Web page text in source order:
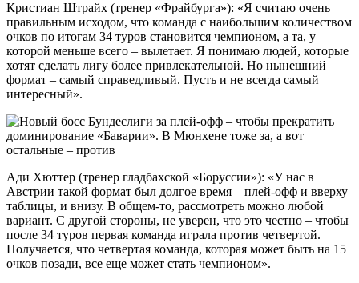
Кристиан Штрайх (тренер «Фрайбурга»): «Я считаю очень
правильным исходом, что команда с наибольшим количеством
очков по итогам 34 туров становится чемпионом, а та, у
которой меньше всего – вылетает. Я понимаю людей, которые
хотят сделать лигу более привлекательной. Но нынешний
формат – самый справедливый. Пусть и не всегда самый
интересный».
Ади Хюттер (тренер гладбахской «Боруссии»): «У нас в
Австрии такой формат был долгое время – плей-офф и вверху
таблицы, и внизу. В общем-то, рассмотреть можно любой
вариант. С другой стороны, не уверен, что это честно – чтобы
после 34 туров первая команда играла против четвертой.
Получается, что четвертая команда, которая может быть на 15
очков позади, все еще может стать чемпионом».